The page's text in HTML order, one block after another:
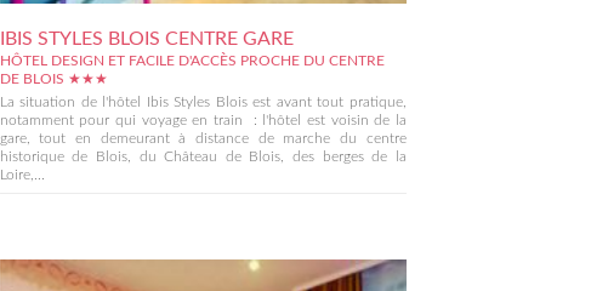
IBIS STYLES BLOIS CENTRE GARE
HÔTEL DESIGN ET FACILE D'ACCÈS PROCHE DU CENTRE
DE BLOIS ★★★
La situation de l'hôtel Ibis Styles Blois est avant tout pratique,
notamment pour qui voyage en train : l'hôtel est voisin de la
gare, tout en demeurant à distance de marche du centre
historique de Blois, du Château de Blois, des berges de la
Loire,...